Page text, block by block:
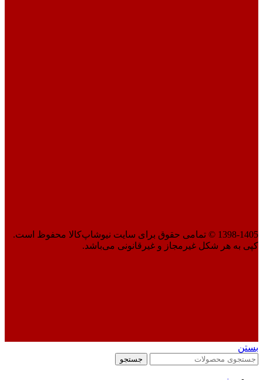
1398-1405 © تمامی حقوق برای سایت نیوشاپ‌کالا محفوظ است.
کپی به هر شکل غیرمجاز و غیرقانونی می‌باشد.
بستن
جستجو